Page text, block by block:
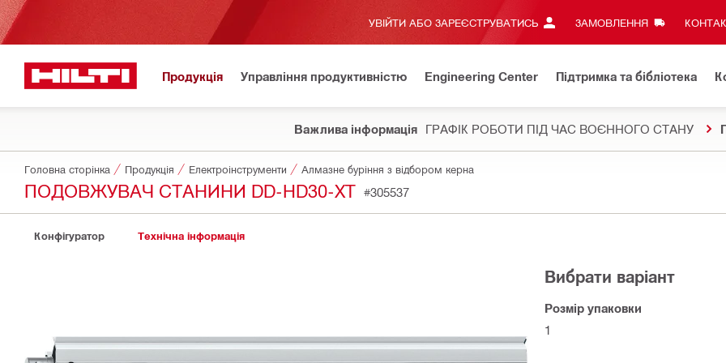
УВІЙТИ АБО ЗАРЕЄСТРУВАТИСЬ ЗАМОВЛЕННЯ
Продукція Управління продуктивністю Engineering Center Підтримка та бібліотека
Важлива інформація ГРАФІК РОБОТИ ПІД ЧАС ВОЄННОГО СТАНУ
Головна сторінка Продукція Електроінструменти Алмазне буріння з відбором керна
ПОДОВЖУВАЧ СТАНИНИ DD-HD30-XT #305537
Конфігуратор Технічна інформація
Вибрати варіант
Розмір упаковки
1